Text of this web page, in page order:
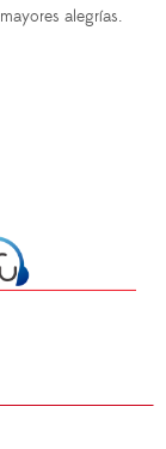
alegrías.